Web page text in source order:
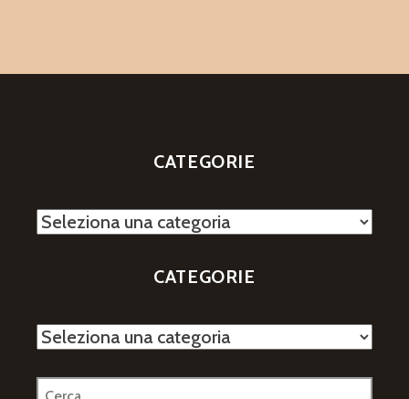
CATEGORIE
Categorie
CATEGORIE
Categorie
Ricerca